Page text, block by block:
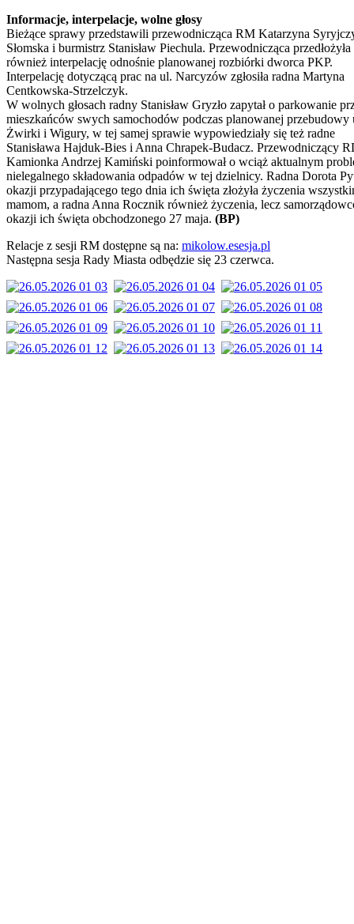
Informacje, interpelacje, wolne głosy
Bieżące sprawy przedstawili przewodnicząca RM Katarzyna
Słomska i burmistrz Stanisław Piechula. Przewodnicząca przedłożyła
również interpelację odnośnie planowanej rozbiórki dworca PKP.
Interpelację dotyczącą prac na ul. Narcyzów zgłosiła radna Martyna
Centkowska-Strzelczyk.
W wolnych głosach radny Stanisław Gryzło zapytał o parkowanie
mieszkańców swych samochodów podczas planowanej przebudowy
Żwirki i Wigury, w tej samej sprawie wypowiedziały się też radne
Stanisława Hajduk-Bies i Anna Chrapek-Budacz. Przewodniczący
Kamionka Andrzej Kamiński poinformował o wciąż aktualnym
nielegalnego składowania odpadów w tej dzielnicy. Radna Dorota
okazji przypadającego tego dnia ich święta złożyła życzenia
mamom, a radna Anna Rocznik również życzenia, lecz
okazji ich święta obchodzonego 27 maja. (BP)
Relacje z sesji RM dostępne są na: mikolow.esesja.pl
Następna sesja Rady Miasta odbędzie się 23 czerwca.